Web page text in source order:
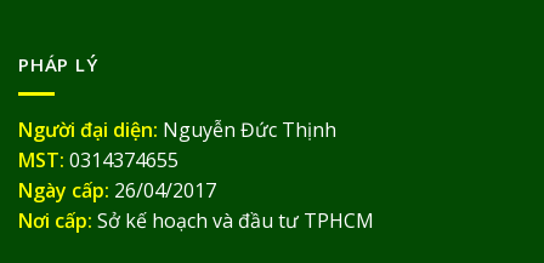
PHÁP LÝ
Người đại diện: Nguyễn Đức Thịnh
MST: 0314374655
Ngày cấp: 26/04/2017
Nơi cấp: Sở kế hoạch và đầu tư TPHCM